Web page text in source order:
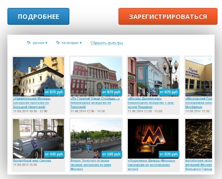
ПОДРОБНЕЕ ЗАРЕГИСТРИРОВАТЬСЯ